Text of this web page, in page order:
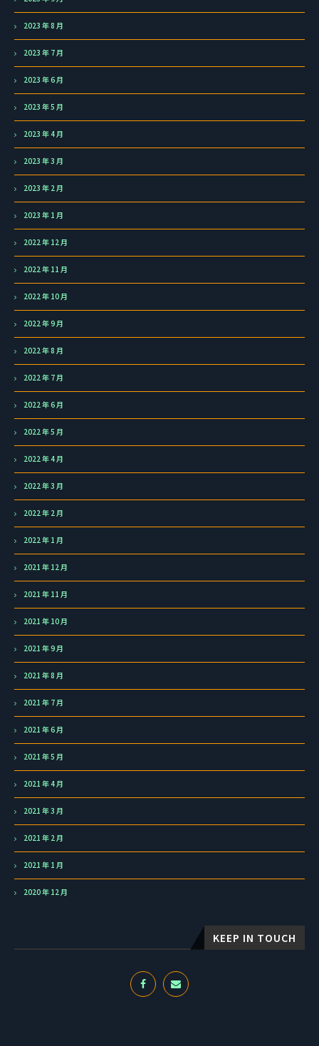
2023 年 8 月
2023 年 7 月
2023 年 6 月
2023 年 5 月
2023 年 4 月
2023 年 3 月
2023 年 2 月
2023 年 1 月
2022 年 12 月
2022 年 11 月
2022 年 10 月
2022 年 9 月
2022 年 8 月
2022 年 7 月
2022 年 6 月
2022 年 5 月
2022 年 4 月
2022 年 3 月
2022 年 2 月
2022 年 1 月
2021 年 12 月
2021 年 11 月
2021 年 10 月
2021 年 9 月
2021 年 8 月
2021 年 7 月
2021 年 6 月
2021 年 5 月
2021 年 4 月
2021 年 3 月
2021 年 2 月
2021 年 1 月
2020 年 12 月
KEEP IN TOUCH